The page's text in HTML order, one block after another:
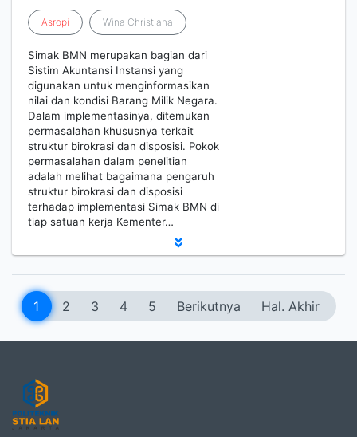
Asropi Wina Christiana
Simak BMN merupakan bagian dari
Sistim Akuntansi Instansi yang
digunakan untuk menginformasikan
nilai dan kondisi Barang Milik Negara.
Dalam implementasinya, ditemukan
permasalahan khususnya terkait
struktur birokrasi dan disposisi. Pokok
permasalahan dalam penelitian
adalah melihat bagaimana pengaruh
struktur birokrasi dan disposisi
terhadap implementasi Simak BMN di
tiap satuan kerja Kementer…
1 2 3 4 5 Berikutnya Hal. Akhir